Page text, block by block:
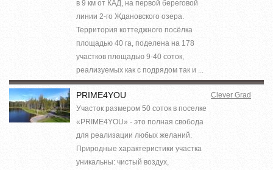
в 9 км от КАД, на первой береговой
линии 2-го Ждановского озера.
Территория коттеджного посёлка
площадью 40 га, поделена на 178
участков площадью 9-40 соток,
реализуемых как с подрядом так и ...
PRIME4YOU
Участок размером 50 соток в поселке
«PRIME4YOU» - это полная свобода
для реализации любых желаний.
Природные характеристики участка
уникальны: чистый воздух,
Clever Grad